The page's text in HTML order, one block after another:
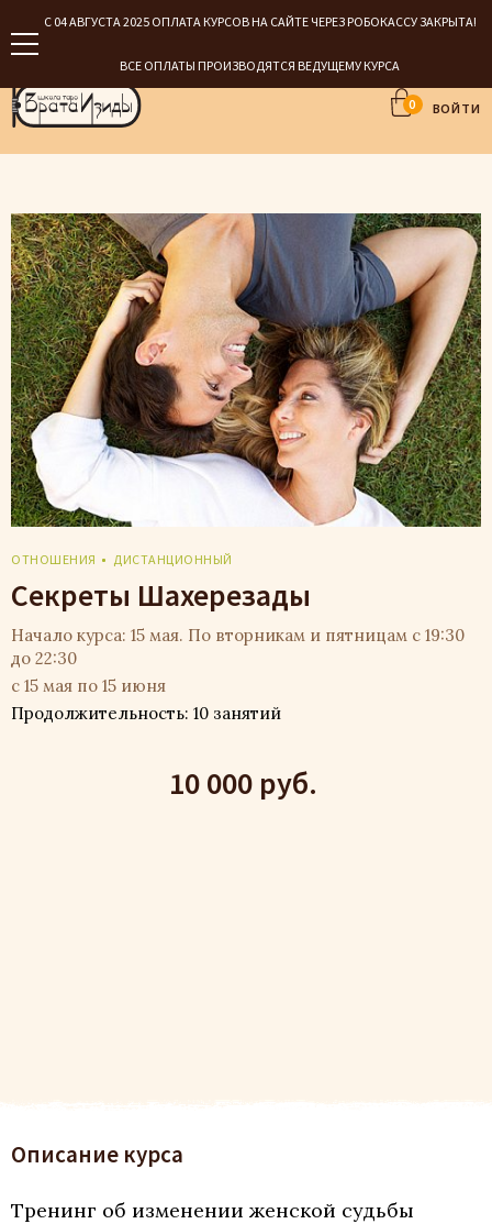
С 04 АВГУСТА 2025 ОПЛАТА КУРСОВ НА САЙТЕ ЧЕРЕЗ РОБОКАССУ ЗАКРЫТА!
ВСЕ ОПЛАТЫ ПРОИЗВОДЯТСЯ ВЕДУЩЕМУ КУРСА
0 ВОЙТИ
ОТНОШЕНИЯ ДИСТАНЦИОННЫЙ
Секреты Шахерезады
Начало курса: 15 мая. По вторникам и пятницам с 19:30
до 22:30
с 15 мая по 15 июня
10 000 руб.
Продолжительность: 10 занятий
Описание курса
Тренинг об изменении женской судьбы